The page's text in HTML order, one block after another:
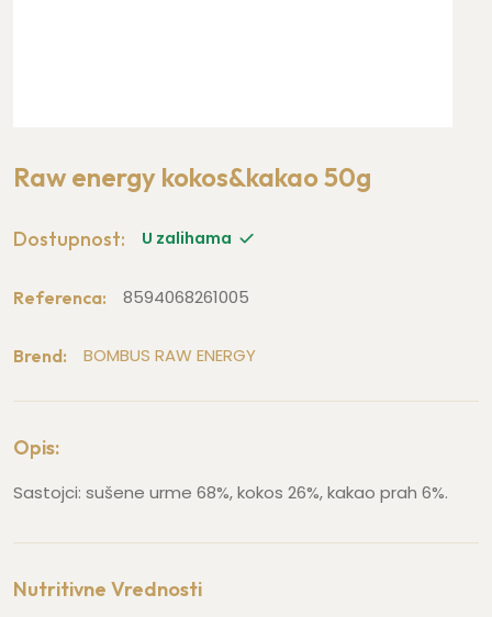
Raw energy kokos&kakao 50g
Dostupnost: U zalihama
Referenca: 8594068261005
Brend: BOMBUS RAW ENERGY
Opis:
Sastojci: sušene urme 68%, kokos 26%, kakao prah 6%.
Nutritivne Vrednosti